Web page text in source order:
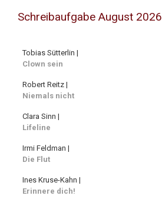
Schreibaufgabe August 2026
Tobias Sütterlin |
Clown sein
Robert Reitz |
Niemals nicht
Clara Sinn |
Lifeline
Irmi Feldman |
Die Flut
Ines Kruse-Kahn |
Erinnere dich!